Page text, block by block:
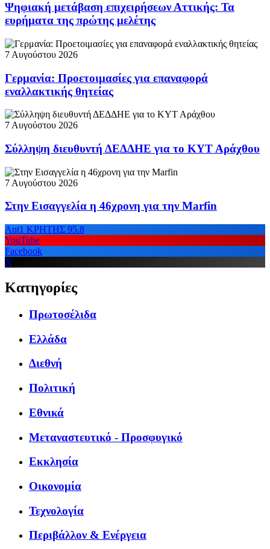
Ψηφιακή μετάβαση επιχειρήσεων Αττικής: Τα
ευρήματα της πρώτης μελέτης
7 Αυγούστου 2026
Γερμανία: Προετοιμασίες για επαναφορά
εναλλακτικής θητείας
7 Αυγούστου 2026
Σύλληψη διευθυντή ΔΕΔΔΗΕ για το ΚΥΤ Αράχθου
7 Αυγούστου 2026
Στην Εισαγγελία η 46χρονη για την Marfin
Ant1 ΚΡΗΤΗΣ 95.8
YouTube
Facebook
X
Κατηγορίες
Πρωτοσέλιδα
Ελλάδα
Διεθνή
Πολιτική
Εθνικά
Μεταναστευτικό - Προσφυγικό
Εκκλησία
Οικονομία
Τεχνολογία
Περιβάλλον & Ενέργεια